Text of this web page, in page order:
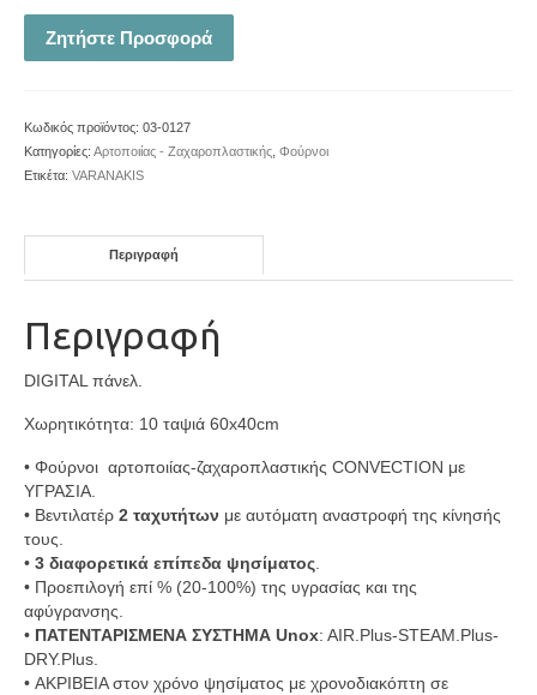
Ζητήστε Προσφορά
Κωδικός προϊόντος: 03-0127
Κατηγορίες: Αρτοποιίας - Ζαχαροπλαστικής Φούρνοι
Ετικέτα: VARANAKIS
Περιγραφή
Περιγραφή
DIGITAL πάνελ.
Χωρητικότητα: 10 ταψιά 60x40cm
• Φούρνοι αρτοποιίας-ζαχαροπλαστικής CONVECTION με
ΥΓΡΑΣΙΑ.
• Βεντιλατέρ 2 ταχυτήτων με αυτόματη αναστροφή της κίνησής
τους.
• 3 διαφορετικά επίπεδα ψησίματος
• Προεπιλογή επί % (20-100%) της υγρασίας και της
αφύγρανσης.
• ΠΑΤΕΝΤΑΡΙΣΜΕΝΑ ΣΥΣΤΗΜΑ Unox: AIR.Plus-STEAM.Plus-
DRY.Plus.
• ΑΚΡΙΒΕΙΑ στον χρόνο ψησίματος με χρονοδιακόπτη σε